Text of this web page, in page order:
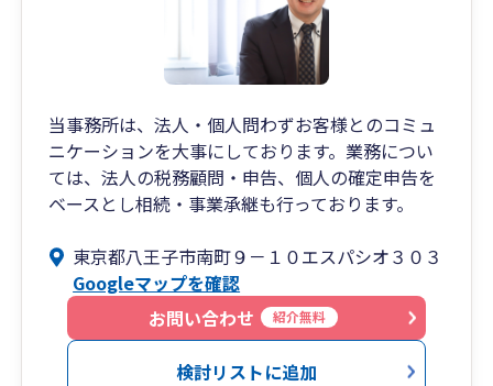
当事務所は、法人・個人問わずお客様とのコミュ
ニケーションを大事にしております。業務につい
ては、法人の税務顧問・申告、個人の確定申告を
ベースとし相続・事業承継も行っております。
東京都八王子市南町９－１０エスパシオ３０３
Googleマップを確認
お問い合わせ
紹介無料
検討リストに追加